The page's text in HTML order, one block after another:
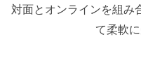
対面とオンラインを組み
て柔軟